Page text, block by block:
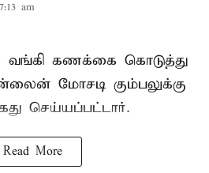
am
வங்கி கணக்கை கொடுத்து
மோசடி கும்பலுக்கு
செய்யப்பட்டார்.
Read More